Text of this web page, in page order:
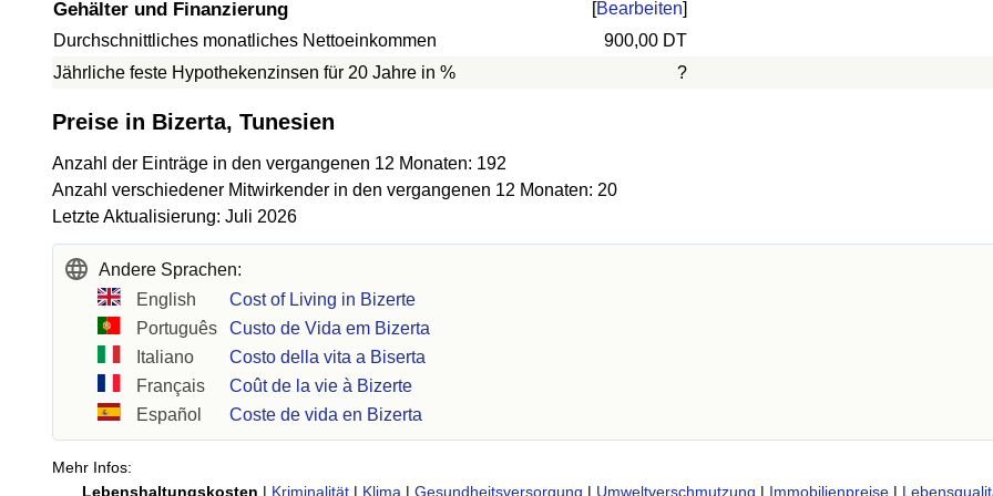
Gehälter und Finanzierung [Bearbeiten]
Durchschnittliches monatliches Nettoeinkommen
900,00 DT
Jährliche feste Hypothekenzinsen für 20 Jahre in %
?
Preise in Bizerta, Tunesien
Anzahl der Einträge in den vergangenen 12 Monaten: 192
Anzahl verschiedener Mitwirkender in den vergangenen 12 Monaten: 20
Letzte Aktualisierung: Juli 2026
Andere Sprachen:
English
Cost of Living in Bizerte
Português
Custo de Vida em Bizerta
Italiano
Costo della vita a Biserta
Français
Coût de la vie à Bizerte
Español
Coste de vida en Bizerta
Mehr Infos:
Lebenshaltungskosten | Kriminalität | Klima | Gesundheitsversorgung | Umweltverschmutzung | Immobilienpreise |